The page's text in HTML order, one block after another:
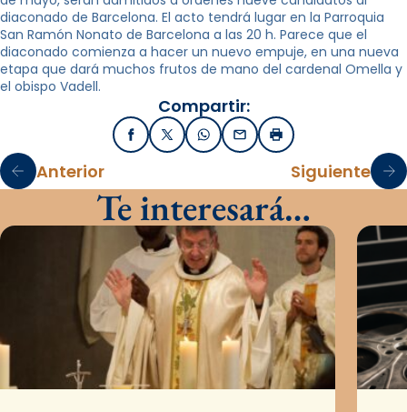
diaconado de Barcelona. El acto tendrá lugar en la Parroquia
San Ramón Nonato de Barcelona a las 20 h. Parece que el
diaconado comienza a hacer un nuevo empuje, en una nueva
etapa que dará muchos frutos de mano del cardenal Omella y
el obispo Vadell.
Compartir:
FacebookX / TwitterWhatsApp
EmailImprimir
Anterior Siguiente
Te interesará…